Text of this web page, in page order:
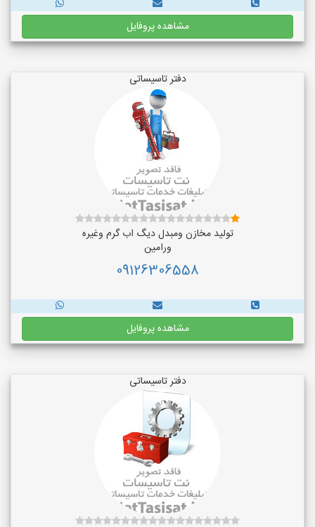
مشاهده پروفایل
دفتر تاسیساتی
تولید مخازن ومبدل دیگ اب گرم وغیره
ورامین
09126306558
مشاهده پروفایل
دفتر تاسیساتی